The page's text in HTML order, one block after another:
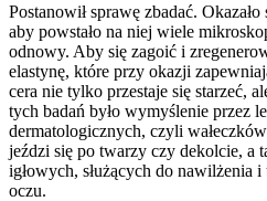
Postanowił sprawę zbadać.
aby powstało na niej wiele
odnowy. Aby się zagoić i
elastynę, które przy okazji
cera nie tylko przestaje się starzeć,
tych badań było wymyślenie przez
dermatologicznych, czyli
jeździ się po twarzy czy dekolcie, a
igłowych, służących do nawilżenia
oczu.